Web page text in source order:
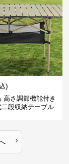
)
高さ調節機能付き
段収納テーブル
›